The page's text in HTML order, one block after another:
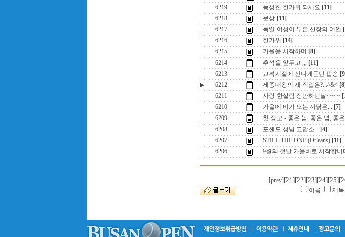
6219
풍성한 한가위 되세요 [11]
6218
문상 [11]
6217
독일 여성이 부른 산장의 여인
6216
한가위 [14]
6215
가을을 시작하며 [8]
6214
추석을 앞두고 ,,, [11]
6213
교복시절에 신나게듣던 팝송
▶
6212 세종대왕의 새 직업은?...^&^ [8]
6211
사랑 한살림 장만하던날~~~~
6210
가을에 비가 오는 까닭은... [7]
6209
첫 정모 - 좋은 놈, 좋은 넘, 좋
6208
포핸드 성님 고맙소... [4]
6207
STILL THE ONE (Orleans) [11]
6206
9월의 첫날 가을비로 시작합니
[prev] [21][22][23][24][25]
이름
제목